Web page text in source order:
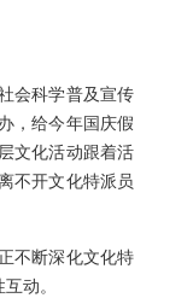
会科学普及宣传
，给今年国庆假
文化活动跟着活
不开文化特派员
不断深化文化特
动。